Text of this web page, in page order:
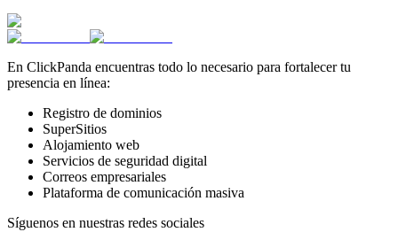
En ClickPanda encuentras todo lo necesario para fortalecer tu
presencia en línea:
Registro de dominios
SuperSitios
Alojamiento web
Servicios de seguridad digital
Correos empresariales
Plataforma de comunicación masiva
Síguenos en nuestras redes sociales